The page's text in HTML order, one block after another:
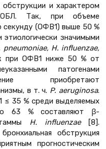
и характером
Так, при объеме
секунду (ОФВ1) выше 50 %
значимыми
pneumoniae, H. influenzae,
при ОФВ1 ниже 50 % от
патогенами
приобретают
в т. ч. P. aeruginosa.
≤ 35 % среди выделяемых
63 % составляют β-
H. influenzae
[8].
обструкция
прогностическим